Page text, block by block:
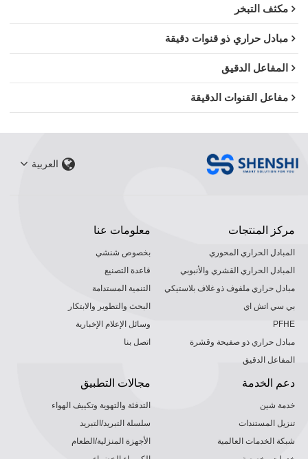
مكثف التبخر
مبادل حراري ذو قنوات دقيقة
المفاعل الدقيق
مفاعل القنوات الدقيقة
العربية
معلومات عنا
بخصوص شنشي
قاعدة التصنيع
التنمية المستدامة
البحث والتطوير والابتكار
وسائل الإعلام الإخبارية
اتصل بنا
مركز المنتجات
المبادل الحراري المحوري
المبادل الحراري القشري والأنبوبي
مبادل حراري ملفوف ذو غلاف بلاستيكي
بي سي اتش اي
PFHE
مبادل حراري ذو صفيحة وقشرة
المفاعل الدقيق
مجالات التطبيق
التدفئة والتهوية وتكييف الهواء
سلسلة التبريد/التبريد
الأجهزة المنزلية/الطعام
دعم الخدمة
خدمة شين
تنزيل المستندات
شبكة الخدمات العالمية